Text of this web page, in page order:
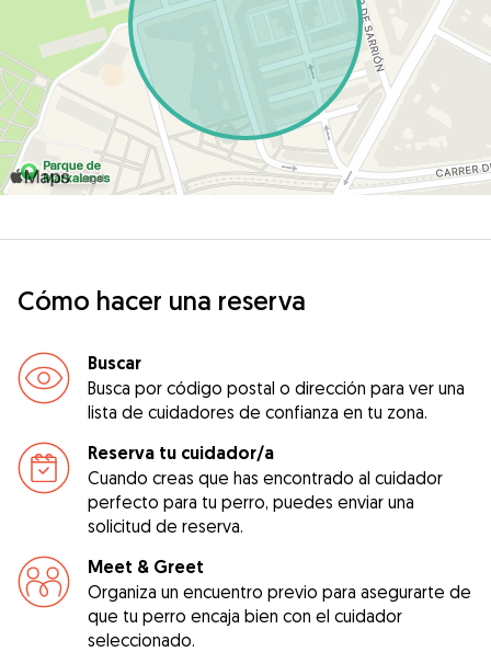
Cómo hacer una reserva
Buscar
Busca por código postal o dirección para ver una
lista de cuidadores de confianza en tu zona.
Reserva tu cuidador/a
Cuando creas que has encontrado al cuidador
perfecto para tu perro, puedes enviar una
solicitud de reserva.
Meet & Greet
Organiza un encuentro previo para asegurarte de
que tu perro encaja bien con el cuidador
seleccionado.